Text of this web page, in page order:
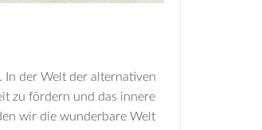
In der Welt der alternativen
zu fördern und das innere
wir die wunderbare Welt